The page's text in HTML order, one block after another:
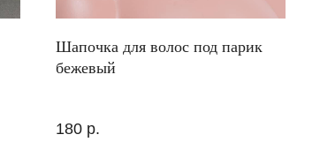
Шапочка для волос под парик
бежевый
180 р.